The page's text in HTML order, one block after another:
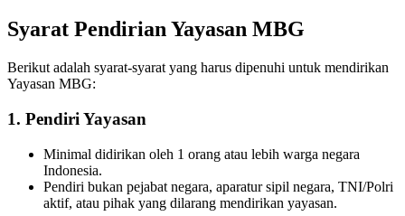
Syarat Pendirian Yayasan MBG
Berikut adalah syarat-syarat yang harus dipenuhi untuk mendirikan
Yayasan MBG:
1. Pendiri Yayasan
Minimal didirikan oleh 1 orang atau lebih warga negara
Indonesia.
Pendiri bukan pejabat negara, aparatur sipil negara, TNI/Polri
aktif, atau pihak yang dilarang mendirikan yayasan.